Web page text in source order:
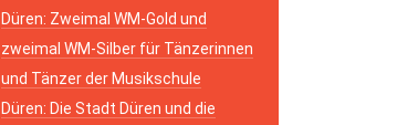
Düren: Zweimal WM-Gold und
zweimal WM-Silber für Tänzerinnen
und Tänzer der Musikschule
Düren: Die Stadt Düren und die